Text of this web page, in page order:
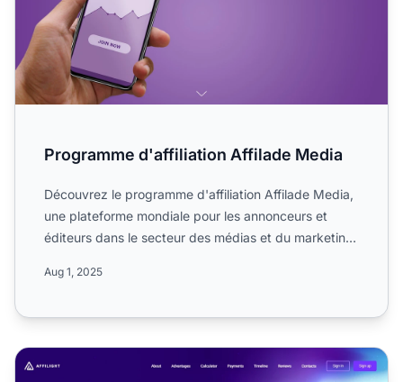
Programme d'affiliation Affilade Media
Découvrez le programme d'affiliation Affilade Media,
une plateforme mondiale pour les annonceurs et
éditeurs dans le secteur des médias et du marketing.
Aug 1, 2025
Programme d'affiliation Affilight